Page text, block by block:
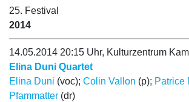
25. Festival
2014
14.05.2014 20:15 Uhr, Kulturzentrum
Elina Duni Quartet
Elina Duni (voc); Colin Vallon (p); Patrice
Pfammatter (dr)